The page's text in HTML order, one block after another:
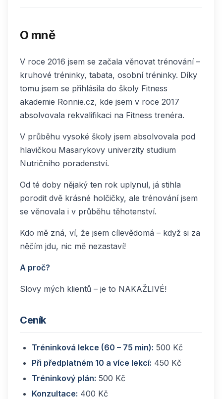
O mně
V roce 2016 jsem se začala věnovat trénování –
kruhové tréninky, tabata, osobní tréninky. Díky
tomu jsem se přihlásila do školy Fitness
akademie Ronnie.cz, kde jsem v roce 2017
absolvovala rekvalifikaci na Fitness trenéra.
V průběhu vysoké školy jsem absolvovala pod
hlavičkou Masarykovy univerzity studium
Nutričního poradenství.
Od té doby nějaký ten rok uplynul, já stihla
porodit dvě krásné holčičky, ale trénování jsem
se věnovala i v průběhu těhotenství.
Kdo mě zná, ví, že jsem cílevědomá – když si za
něčím jdu, nic mě nezastaví!
A proč?
Slovy mých klientů – je to NAKAŽLIVÉ!
Ceník
Tréninková lekce (60 – 75 min): 500 Kč
Při předplatném 10 a více lekcí: 450 Kč
Tréninkový plán: 500 Kč
Konzultace: 400 Kč